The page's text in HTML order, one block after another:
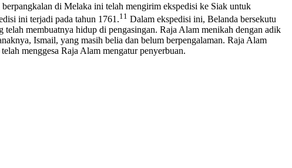
di Melaka ini telah mengirim ekspedisi ke Siak untuk
ini terjadi pada tahun 1761.11 Dalam ekspedisi ini, Belanda bersekutu
membuatnya hidup di pengasingan. Raja Alam menikah dengan adik
Ismail, yang masih belia dan belum berpengalaman. Raja Alam
menggesa Raja Alam mengatur penyerbuan.